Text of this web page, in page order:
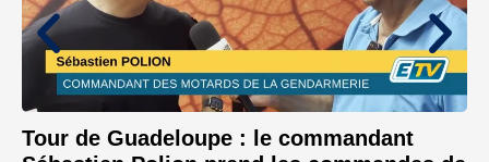
Tour de Guadeloupe : le commandant